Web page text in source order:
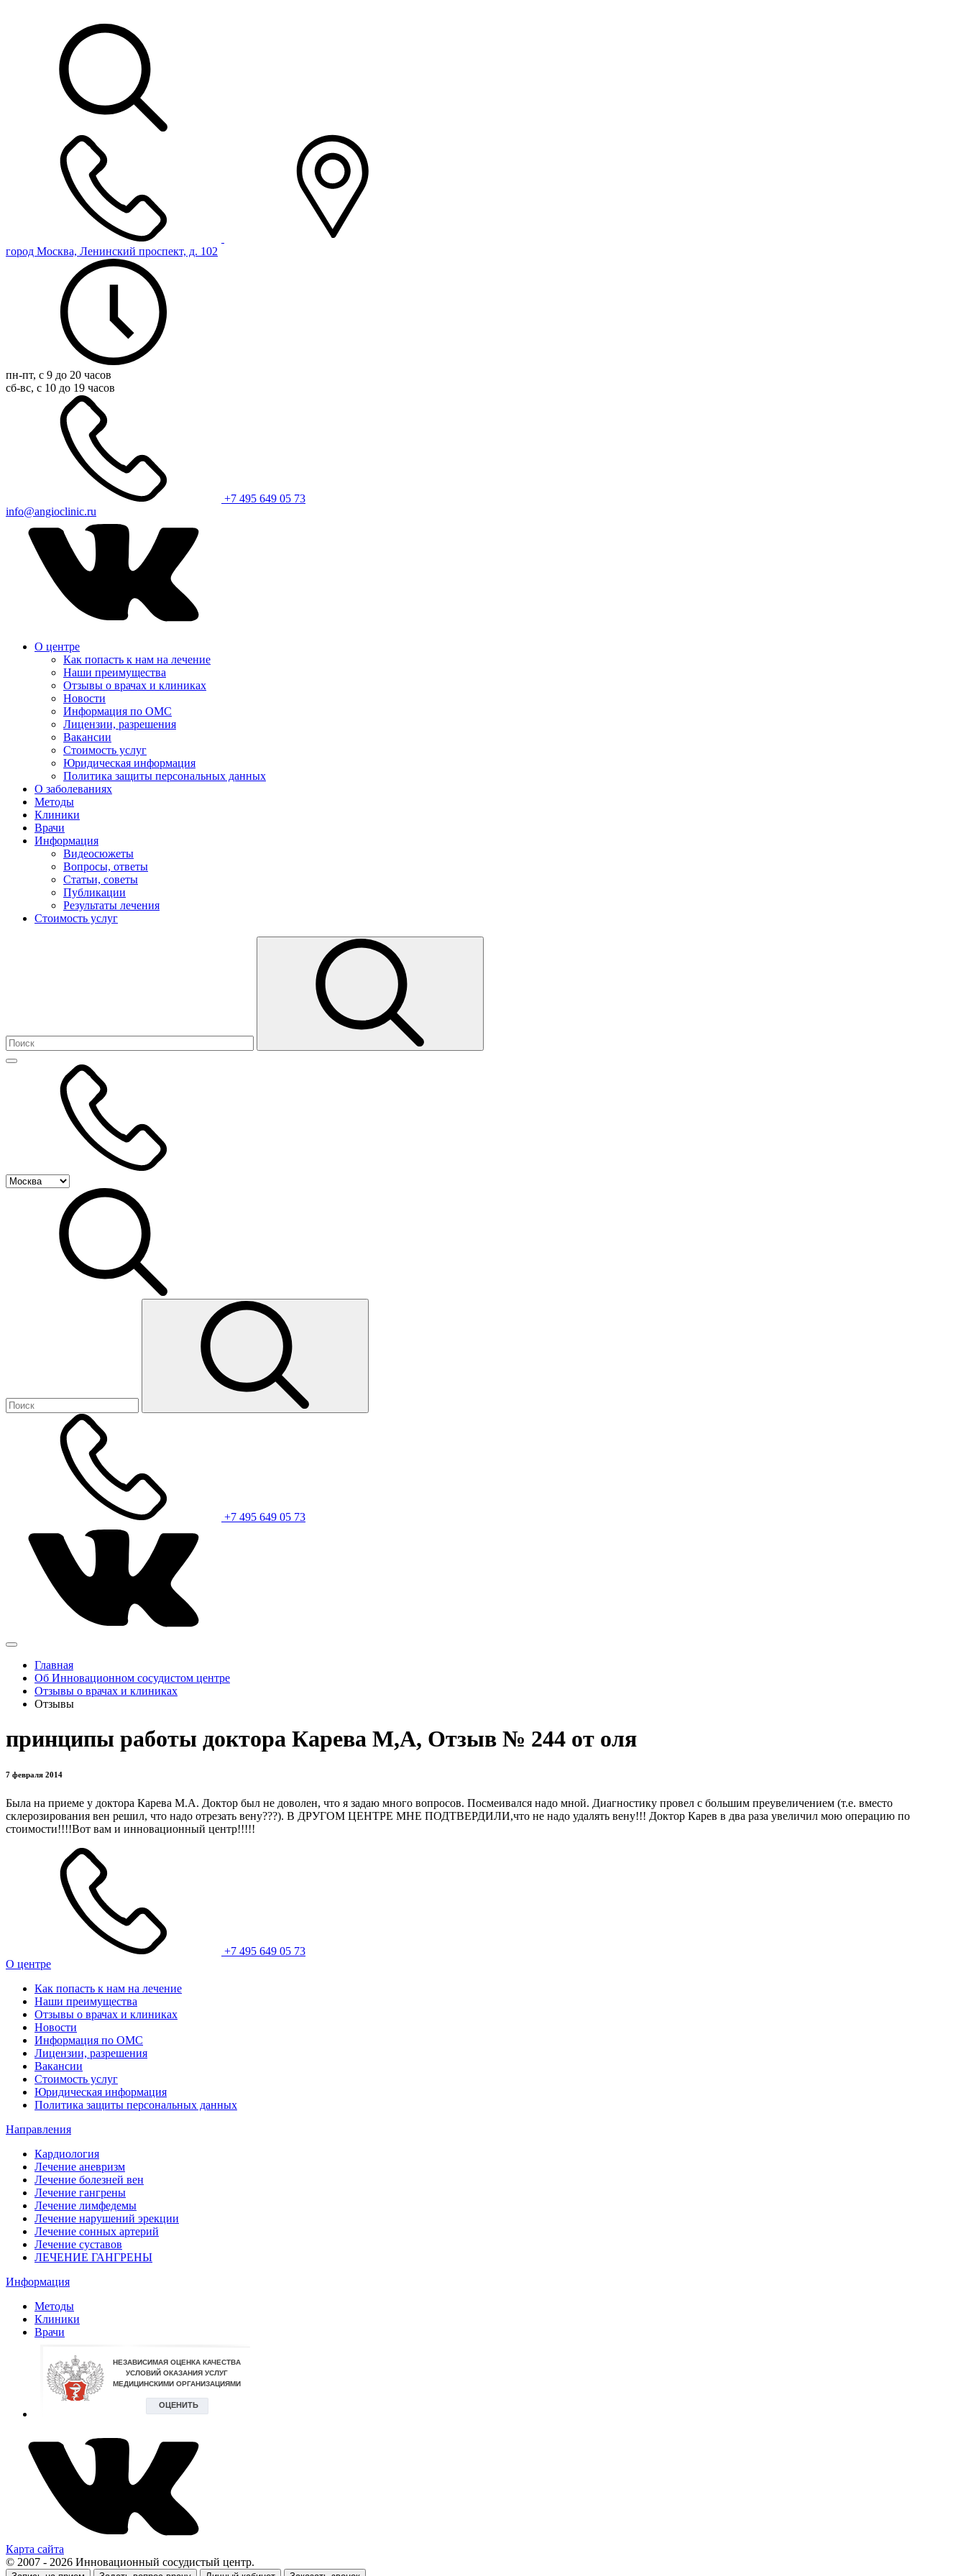
город Москва, Ленинский проспект, д. 102
пн-пт, с 9 до 20 часов
сб-вс, с 10 до 19 часов
+7 495 649 05 73
info@angioclinic.ru
О центре
Как попасть к нам на лечение
Наши преимущества
Отзывы о врачах и клиниках
Новости
Информация по ОМС
Лицензии, разрешения
Вакансии
Стоимость услуг
Юридическая информация
Политика защиты персональных данных
О заболеваниях
Методы
Клиники
Врачи
Информация
Видеосюжеты
Вопросы, ответы
Статьи, советы
Публикации
Результаты лечения
Стоимость услуг
+7 495 649 05 73
Главная
Об Инновационном сосудистом центре
Отзывы о врачах и клиниках
Отзывы
принципы работы доктора Карева М,А, Отзыв № 244 от оля
7 февраля 2014
Была на приеме у доктора Карева М.А. Доктор был не доволен, что я задаю много вопросов. Посмеивался надо мной. Диагностику провел с большим преувеличением (т.е. вместо
склерозирования вен решил, что надо отрезать вену???). В ДРУГОМ ЦЕНТРЕ МНЕ ПОДТВЕРДИЛИ,что не надо удалять вену!!! Доктор Карев в два раза увеличил мою операцию по
стоимости!!!!Вот вам и инновационный центр!!!!!
+7 495 649 05 73
О центре
Как попасть к нам на лечение
Наши преимущества
Отзывы о врачах и клиниках
Новости
Информация по ОМС
Лицензии, разрешения
Вакансии
Стоимость услуг
Юридическая информация
Политика защиты персональных данных
Направления
Кардиология
Лечение аневризм
Лечение болезней вен
Лечение гангрены
Лечение лимфедемы
Лечение нарушений эрекции
Лечение сонных артерий
Лечение суставов
ЛЕЧЕНИЕ ГАНГРЕНЫ
Информация
Методы
Клиники
Врачи
Карта сайта
© 2007 - 2026 Инновационный сосудистый центр.